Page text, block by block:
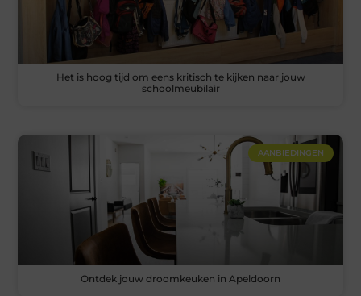
Het is hoog tijd om eens kritisch te kijken naar jouw
schoolmeubilair
AANBIEDINGEN
Ontdek jouw droomkeuken in Apeldoorn